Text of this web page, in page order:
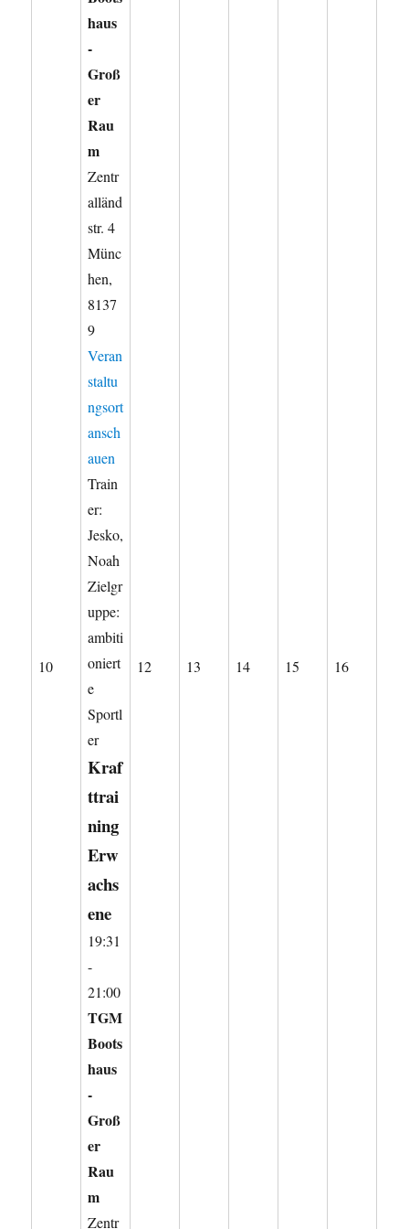
1010.
August
haus
-
Groß
er
Rau
m
Zentr
alländ
str. 4
Münc
hen,
8137
9
Veran
staltu
ngsort
ansch
auen
Train
er:
Jesko,
Noah
Zielgr
uppe:
ambiti
oniert
e
Sportl
er
Kraf
ttrai
ning
Erw
achs
ene
19:31
-
21:00
TGM
Boots
haus
-
Groß
er
Rau
m
Zentr
1212.
13 1414.
15 1616.